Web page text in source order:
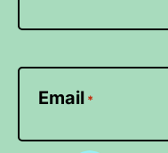
Email *